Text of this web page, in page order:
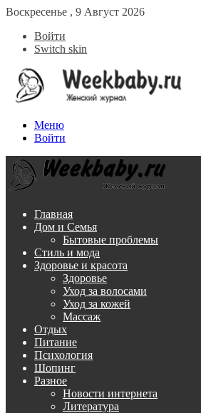
Воскресенье , 9 Август 2026
Войти
Switch skin
Меню
Войти
Главная
Дом и Семья
Бытовые проблемы
Стиль и мода
Здоровье и красота
Здоровье
Уход за волосами
Уход за кожей
Массаж
Отдых
Питание
Психология
Шопинг
Разное
Новости интернета
Литература